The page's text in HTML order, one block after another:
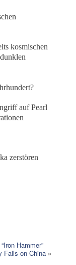
kosmischen
auf Pearl
zerstören
Hammer”
Falls on China »